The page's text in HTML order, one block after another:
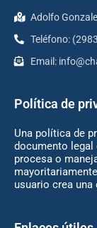
Adolfo
Teléfono:
Email:
Política de
Una política de
documento legal
procesa o
usuario crea una